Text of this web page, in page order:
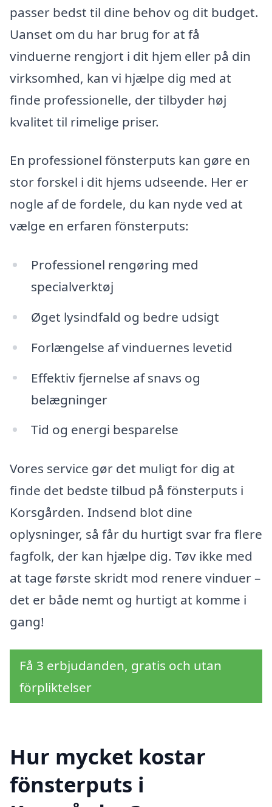
passer bedst til dine behov og dit budget.
Uanset om du har brug for at få
vinduerne rengjort i dit hjem eller på din
virksomhed, kan vi hjælpe dig med at
finde professionelle, der tilbyder høj
kvalitet til rimelige priser.
En professionel fönsterputs kan gøre en
stor forskel i dit hjems udseende. Her er
nogle af de fordele, du kan nyde ved at
vælge en erfaren fönsterputs:
Professionel rengøring med
specialverktøj
Øget lysindfald og bedre udsigt
Forlængelse af vinduernes levetid
Effektiv fjernelse af snavs og
belægninger
Tid og energi besparelse
Vores service gør det muligt for dig at
finde det bedste tilbud på fönsterputs i
Korsgården. Indsend blot dine
oplysninger, så får du hurtigt svar fra flere
fagfolk, der kan hjælpe dig. Tøv ikke med
at tage første skridt mod renere vinduer –
det er både nemt og hurtigt at komme i
gang!
Få 3 erbjudanden, gratis och utan
förpliktelser
Hur mycket kostar
fönsterputs i